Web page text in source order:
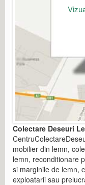
Colectare Deseuri
mobilier din lemn,
lemn, reconditionare
si marginile de lemn,
exploatarii sau